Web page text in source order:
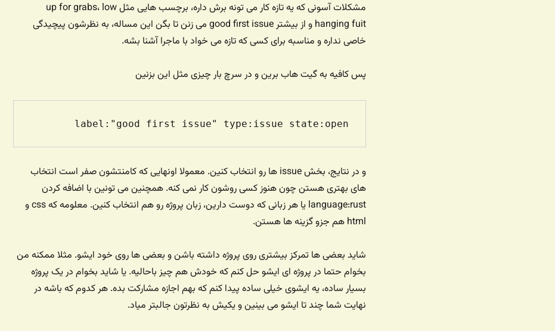
مشکلات آسونی که یه تازه کار می تونه برش داره، برچسب هایی مثل up for grabs، low
hanging fuit و از بیشتر good first issue می زنن تا بگن این مساله، به نظرشون پیچیدگی
خاصی نداره و مناسبه برای کسی که تازه می خواد با ماجرا آشنا بشه.
پس کافیه به گیت هاب برین و در سرچ بار چیزی مثل این بزنین
label:"good first issue" type:issue state:open
و در نتایج، بخش issue ها رو انتخاب کنین. معمولا اونهایی که کامنتشون صفر است انتخاب
های بهتری هستن چون هنوز کسی روشون کار نمی کنه. همچنین می تونین با اضافه کردن
language:rust یا هر زبانی که دوست دارین، زبان پروژه رو هم انتخاب کنین. معلومه که css و
html هم جزو گزینه ها هستن.
شاید بعضی ها تمرکز بیشتری روی پروژه داشته باشن و بعضی ها روی خود ایشو. مثلا ممکنه من
بخوام حتما در پروژه ای ایشو حل کنم که خودش هم چیز باحالیه. یا شاید بخوام در یک پروژه
بسیار ساده، یه ایشوی خیلی ساده پیدا کنم که بهم اجازه مشارکت بده. هر کدوم که باشه در
نهایت شما چند تا ایشو می بینین و یکیش به نظرتون جالبتر میاد.